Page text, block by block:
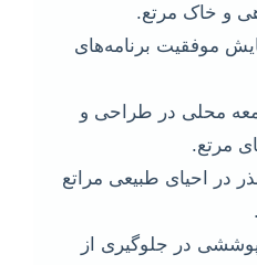
و خاک مرتع.
موفقیت برنامه‌های
محلی در طراحی و
مرتع.
در احیای طبیعی مراتع
پوششی در جلوگیری از